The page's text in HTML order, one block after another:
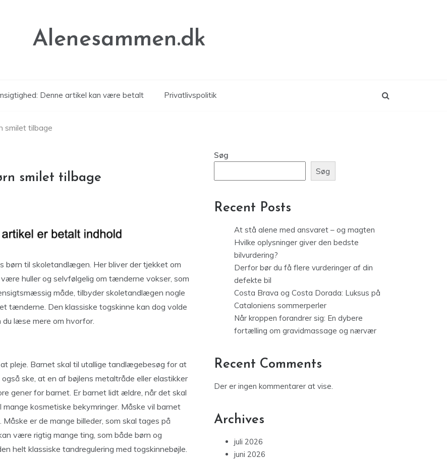
Alenesammen.dk
Denne artikel kan være betalt Privatlivspolitik
smilet tilbage
smilet tilbage
til skoletandlægen. Her bliver der tjekket om
huller og selvfølgelig om tænderne vokser, som
måde, tilbyder skoletandlægen nogle
tænderne. Den klassiske togskinne kan dog volde
du læse mere om hvorfor.
pleje. Barnet skal til utallige tandlægebesøg for at
ske, at en af bøjlens metaltråde eller elastikker
gener for barnet. Er barnet lidt ældre, når det skal
kosmetiske bekymringer. Måske vil barnet
er de mange billeder, som skal tages på
være rigtig mange ting, som både børn og
helt klassiske tandregulering med togskinnebøjle.
Søg
Søg
Recent Posts
At stå alene med ansvaret – og magten
Hvilke oplysninger giver den bedste
bilvurdering?
Derfor bør du få flere vurderinger af din
defekte bil
Costa Brava og Costa Dorada: Luksus på
Cataloniens sommerperler
Når kroppen forandrer sig: En dybere
fortælling om gravidmassage og nærvær
Recent Comments
Der er ingen kommentarer at vise.
Archives
juli 2026
juni 2026